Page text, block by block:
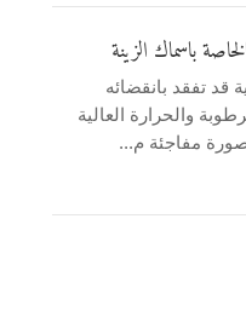
باسماك الزينة
قد تفقد بانقضائه
والحرارة العالية
مفاجئة م...